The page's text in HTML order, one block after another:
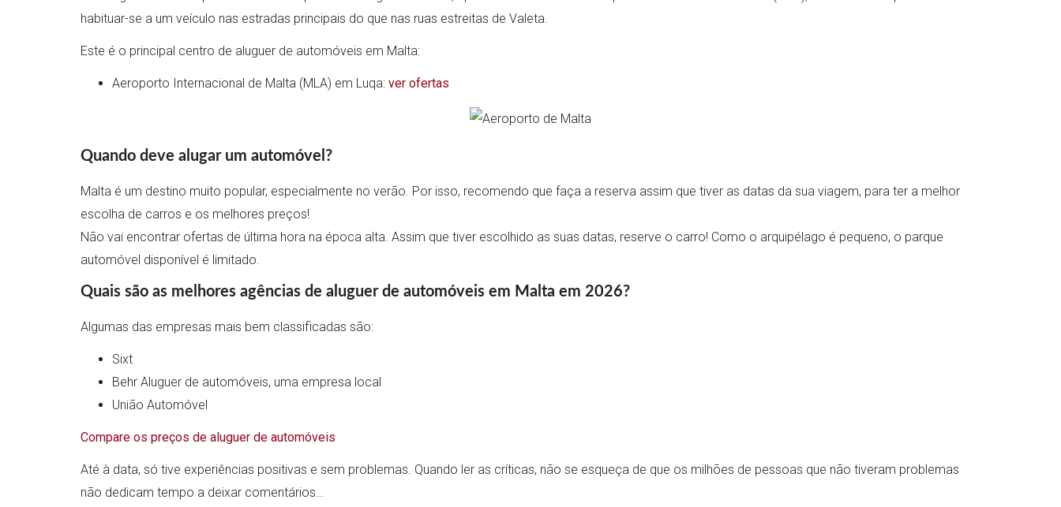
habituar-se a um veículo nas estradas principais do que nas ruas estreitas de Valeta.
Este é o principal centro de aluguer de automóveis em Malta:
Aeroporto Internacional de Malta (MLA) em Luqa: ver ofertas
Quando deve alugar um automóvel?
Malta é um destino muito popular, especialmente no verão. Por isso, recomendo que faça a reserva assim que tiver as datas da sua viagem, para ter a melhor
escolha de carros e os melhores preços!
Não vai encontrar ofertas de última hora na época alta. Assim que tiver escolhido as suas datas, reserve o carro! Como o arquipélago é pequeno, o parque
automóvel disponível é limitado.
Quais são as melhores agências de aluguer de automóveis em Malta em 2026?
Algumas das empresas mais bem classificadas são:
Sixt
Behr Aluguer de automóveis, uma empresa local
União Automóvel
Compare os preços de aluguer de automóveis
Até à data, só tive experiências positivas e sem problemas. Quando ler as críticas, não se esqueça de que os milhões de pessoas que não tiveram problemas
não dedicam tempo a deixar comentários…